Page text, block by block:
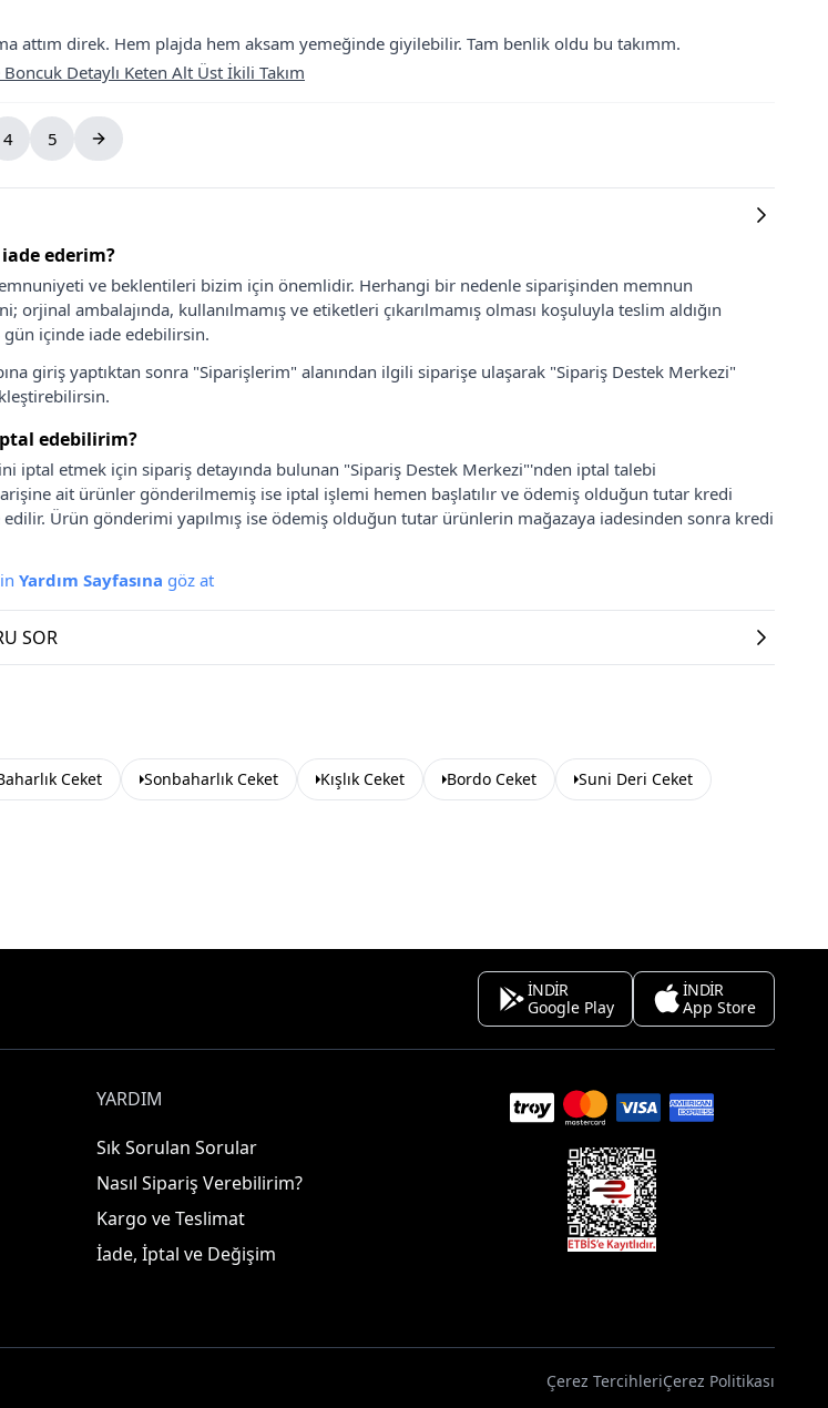
attım direk. Hem plajda hem aksam yemeğinde giyilebilir. Tam benlik oldu bu takımm.
Boncuk Detaylı Keten Alt Üst İkili Takım
4 5
ederim?
ve beklentileri bizim için önemlidir. Herhangi bir nedenle siparişinden memnun
orjinal ambalajında, kullanılmamış ve etiketleri çıkarılmamış olması koşuluyla teslim aldığın
içinde iade edebilirsin.
giriş yaptıktan sonra "Siparişlerim" alanından ilgili siparişe ulaşarak "Sipariş Destek Merkezi"
edebilirim?
iptal etmek için sipariş detayında bulunan "Sipariş Destek Merkezi"'nden iptal talebi
ait ürünler gönderilmemiş ise iptal işlemi hemen başlatılır ve ödemiş olduğun tutar kredi
edilir. Ürün gönderimi yapılmış ise ödemiş olduğun tutar ürünlerin mağazaya iadesinden sonra kredi
Yardım Sayfasına göz at
SOR
Ceket Sonbaharlık Ceket Kışlık Ceket Bordo Ceket Suni Deri Ceket
İNDİR
Google Play
İNDİR
App Store
YARDIM
Sık Sorulan Sorular
Nasıl Sipariş Verebilirim?
Kargo ve Teslimat
İade, İptal ve Değişim
Çerez TercihleriÇerez Politikası